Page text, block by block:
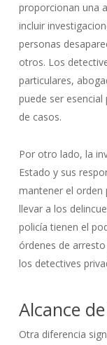
proporcionan una
incluir
personas
otros. Los
particulares,
puede ser
de casos.
Por otro lado, la
Estado y sus
mantener el orden
llevar a los
policía tienen el
órdenes de
los detectives
Alcance
Otra diferencia